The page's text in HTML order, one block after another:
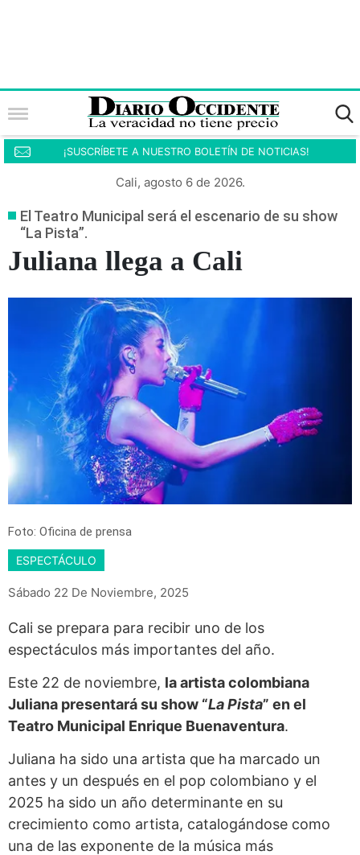
¡SUSCRÍBETE A NUESTRO BOLETÍN DE NOTICIAS!
Cali, agosto 6 de 2026.
El Teatro Municipal será el escenario de su show
“La Pista”.
Juliana llega a Cali
Foto: Oficina de prensa
ESPECTÁCULO
Sábado 22 De Noviembre, 2025
Cali se prepara para recibir uno de los
espectáculos más importantes del año.
Este 22 de noviembre, la artista colombiana
Juliana presentará su show “La Pista” en el
Teatro Municipal Enrique Buenaventura.
Juliana ha sido una artista que ha marcado un
antes y un después en el pop colombiano y el
2025 ha sido un año determinante en su
crecimiento como artista, catalogándose como
una de las exponente de la música más